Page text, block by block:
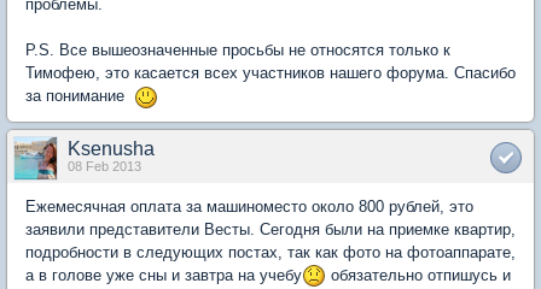
проблемы.
P.S. Все вышеозначенные просьбы не относятся только к
Тимофею, это касается всех участников нашего форума. Спасибо
за понимание
Ksenusha
08 Feb 2013
Ежемесячная оплата за машиноместо около 800 рублей, это
заявили представители Весты. Сегодня были на приемке квартир,
подробности в следующих постах, так как фото на фотоаппарате,
а в голове уже сны и завтра на учебу
обязательно отпишусь и